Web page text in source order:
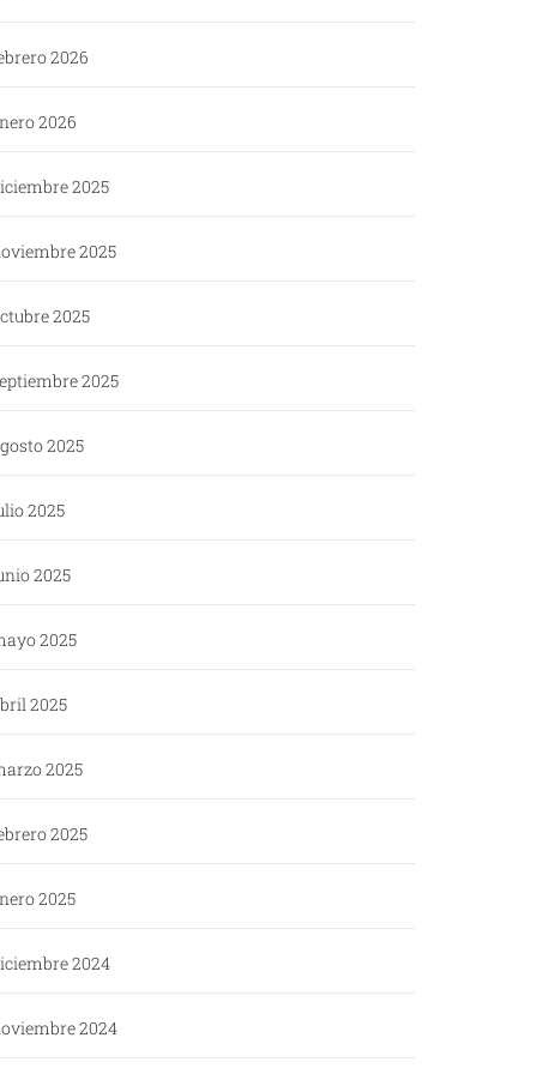
2026
2026
2025
2025
2025
2025
2025
2025
2025
2025
2025
2025
2025
2025
2024
2024